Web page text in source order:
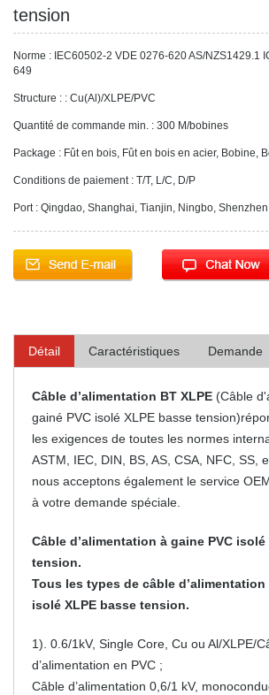
tension
Norme : IEC60502-2 VDE 0276-620 AS/NZS1429.1
649
Structure : : Cu(Al)/XLPE/PVC
Quantité de commande min. : 300 M/bobines
Package : Fût en bois, Fût en bois en acier, Bobine,
Conditions de paiement : T/T, L/C, D/P
Port : Qingdao, Shanghai, Tianjin, Ningbo, Shenzhen
Détail Caractéristiques Demande
Câble d’alimentation BT XLPE (Câble
gainé PVC isolé XLPE basse
les exigences de toutes les normes
ASTM, IEC, DIN, BS, AS, CSA, NFC, SS,
nous acceptons également le service
à votre demande spéciale.
Câble d’alimentation à gaine PVC isolé
tension.
Tous les types de câble d’alimentation
isolé XLPE basse tension.
1). 0.6/1kV, Single Core, Cu ou Al/XLPE/
d’alimentation en PVC ;
Câble d’alimentation 0,6/1 kV,